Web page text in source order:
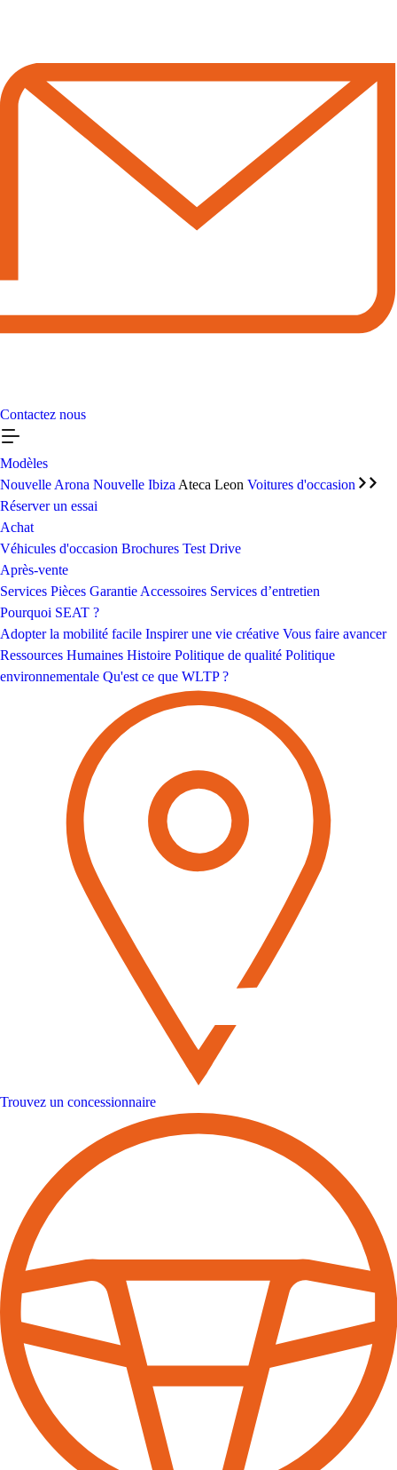
Contactez nous
Modèles
Nouvelle Arona Nouvelle Ibiza Ateca Leon Voitures d'occasion
Réserver un essai
Achat
Véhicules d'occasion Brochures Test Drive
Après-vente
Services Pièces Garantie Accessoires Services d’entretien
Pourquoi SEAT ?
Adopter la mobilité facile Inspirer une vie créative Vous faire avancer
Ressources Humaines Histoire Politique de qualité Politique
environnementale Qu'est ce que WLTP ?
Trouvez un concessionnaire